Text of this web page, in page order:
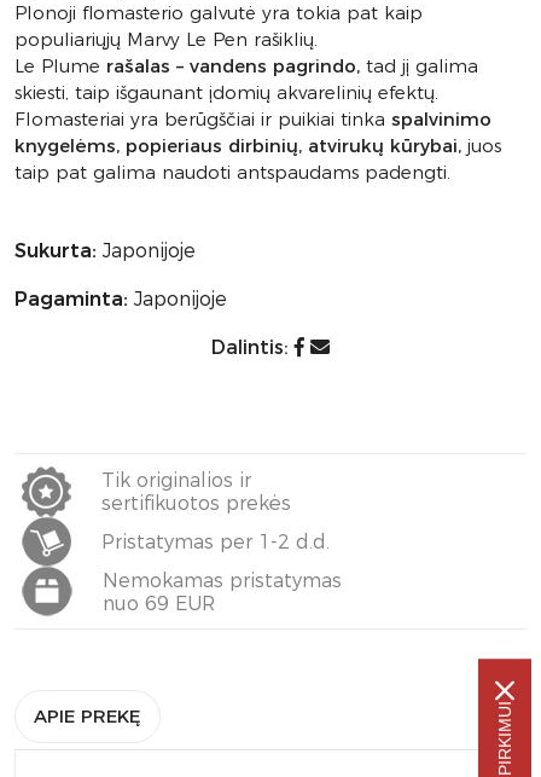
Plonoji flomasterio galvutė yra tokia pat kaip
populiariųjų Marvy Le Pen rašiklių.
Le Plume rašalas – vandens pagrindo, tad jį galima
skiesti, taip išgaunant įdomių akvarelinių efektų.
Flomasteriai yra berūgščiai ir puikiai tinka spalvinimo
knygelėms, popieriaus dirbinių, atvirukų kūrybai, juos
taip pat galima naudoti antspaudams padengti.
Sukurta: Japonijoje
Pagaminta: Japonijoje
Dalintis:
Tik originalios ir
sertifikuotos prekės
Pristatymas per 1-2 d.d.
Nemokamas pristatymas
nuo 69 EUR
APIE PREKĘ